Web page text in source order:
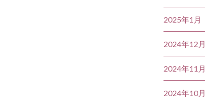
2025年1月
2024年12月
2024年11月
2024年10月